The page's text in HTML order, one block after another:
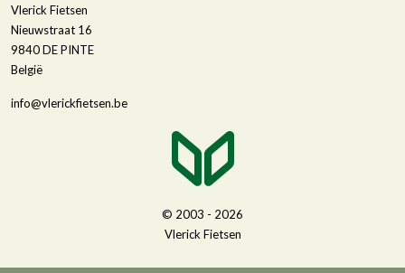
Vlerick Fietsen
Nieuwstraat 16
9840DE PINTE
België
info@vlerickfietsen.be
© 2003 - 2026
Vlerick Fietsen